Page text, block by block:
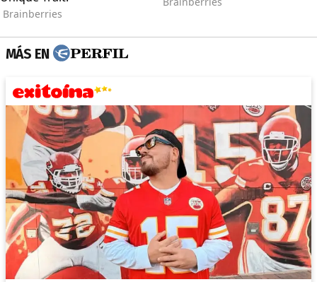
MÁS EN